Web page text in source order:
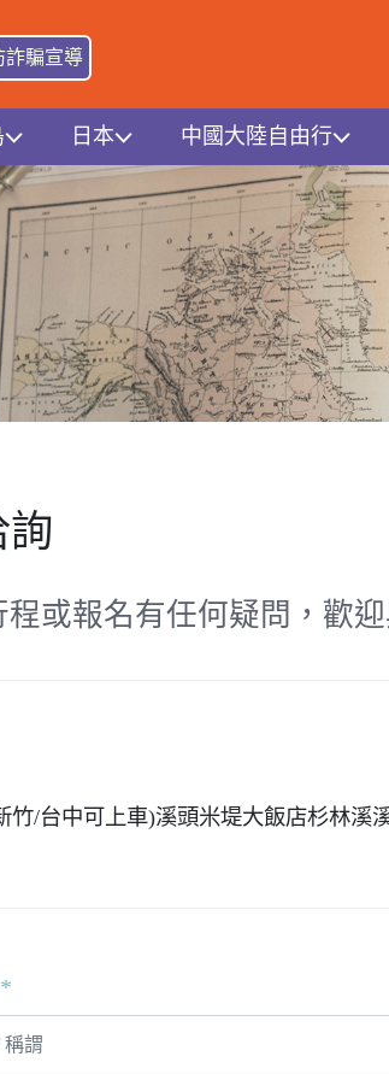
詐騙宣導
日本 中國大陸自由行
詢
或報名有任何疑問，歡迎
竹/台中可上車)溪頭米堤大飯店杉林溪
*